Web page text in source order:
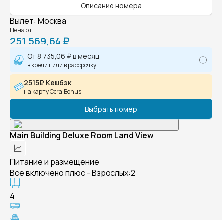
Описание номера
Вылет: Москва
Цена от
251 569,64 ₽
От 8 735,06 ₽в месяц
в кредит или в рассрочку
2515₽ Кешбэк
на карту CoralBonus
Выбрать номер
Main Building Deluxe Room Land View
Питание и размещение
Все включено плюс - Взрослых:2
4